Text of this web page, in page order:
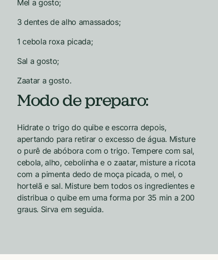
Mel a gosto;
3 dentes de alho amassados;
1 cebola roxa picada;
Sal a gosto;
Zaatar a gosto.
Modo de preparo:
Hidrate o trigo do quibe e escorra depois,
apertando para retirar o excesso de água. Misture
o purê de abóbora com o trigo. Tempere com sal,
cebola, alho, cebolinha e o zaatar, misture a ricota
com a pimenta dedo de moça picada, o mel, o
hortelã e sal. Misture bem todos os ingredientes e
distribua o quibe em uma forma por 35 min a 200
graus. Sirva em seguida.